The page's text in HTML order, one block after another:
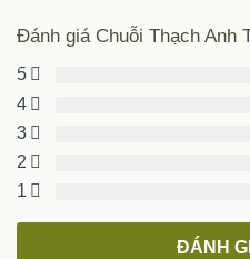
Đánh giá Chuỗi Thạch Anh
5
4
3
2
1
ĐÁNH